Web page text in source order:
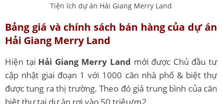
Tiện ích dự án Hải Giang Merry Land
Bảng giá và chính sách bán hàng của dự án
Hải Giang Merry Land
Hiện tại Hải Giang Merry Land mới được Chủ đầu tư
cập nhật giai đoạn 1 với 1000 căn nhà phố & biệt thự
được tung ra thị trường. Theo đó giá trung bình của căn
biệt thự tại dự án rơi vào 50 triệu/m2.